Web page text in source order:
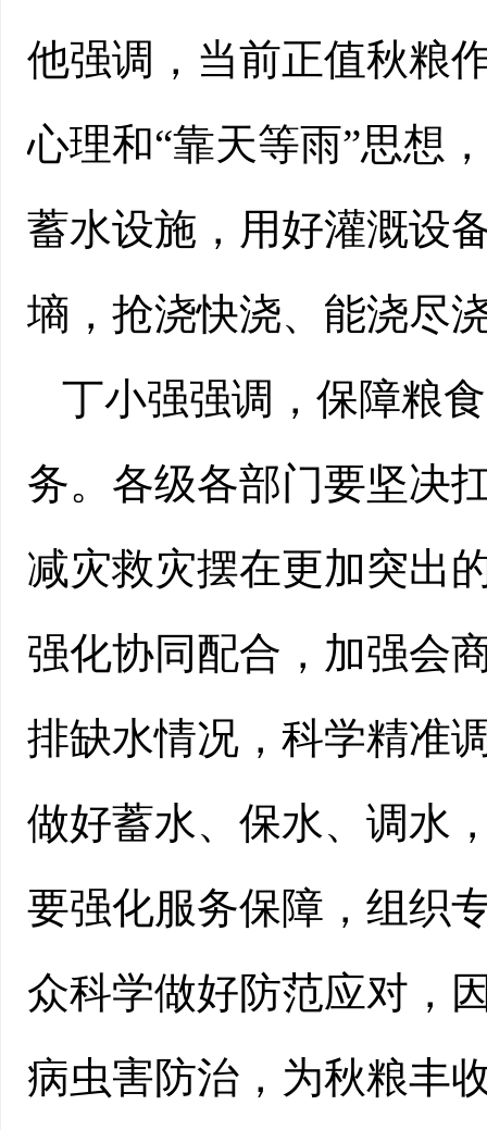
他强调，当前正值秋粮
心理和“靠天等雨”思想
蓄水设施，用好灌溉设
墒，抢浇快浇、能浇尽
丁小强强调，保障粮
务。各级各部门要坚决
减灾救灾摆在更加突出
强化协同配合，加强会
排缺水情况，科学精准
做好蓄水、保水、调水
要强化服务保障，组织
众科学做好防范应对，
病虫害防治，为秋粮丰